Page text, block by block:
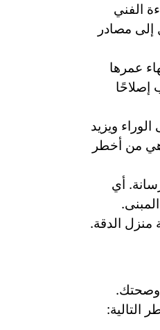
الفني
مصادر
عمرها
إصلاحًا
ويزيد
من أخطر
أي
منزل الدقة.
وصحتك.